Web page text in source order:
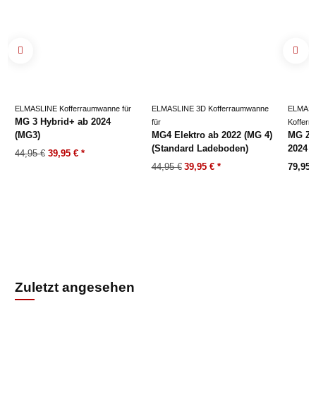
ELMASLINE Kofferraumwanne für
MG 3 Hybrid+ ab 2024
(MG3)
44,95 € 39,95 € *
ELMASLINE 3D Kofferraumwanne
für
MG4 Elektro ab 2022 (MG 4)
(Standard Ladeboden)
44,95 € 39,95 € *
MG
2024
79,95
Zuletzt angesehen